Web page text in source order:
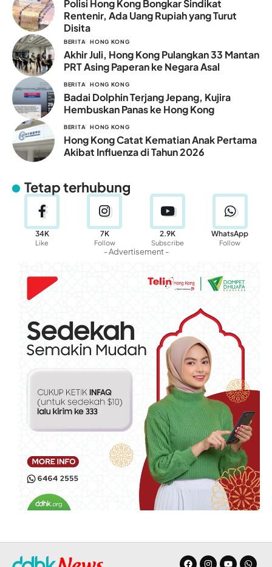
Polisi Hong Kong Bongkar Sindikat
Rentenir, Ada Uang Rupiah yang Turut
Disita
BERITA HONG KONG
Akhir Juli, Hong Kong Pulangkan 33 Mantan
PRT Asing Paperan ke Negara Asal
BERITA HONG KONG
Badai Dolphin Terjang Jepang, Kujira
Hembuskan Panas ke Hong Kong
BERITA HONG KONG
Hong Kong Catat Kematian Anak Pertama
Akibat Influenza di Tahun 2026
Tetap terhubung
34K
Like
7K
Follow
2.9K
Subscribe
WhatsApp
Follow
- Advertisement -